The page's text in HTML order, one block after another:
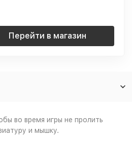
Перейти в магазин
во время игры не пролить
и мышку.